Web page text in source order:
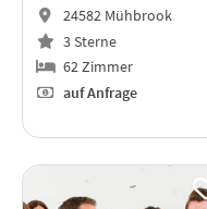
24582 Mühbrook
3 Sterne
62 Zimmer
auf Anfrage